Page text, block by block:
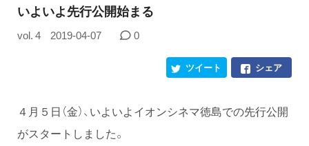
いよいよ先行公開始まる
vol. 4 2019-04-07 0
シェア
ツイート
４月５日（金）、いよいよイオンシネマ徳島での先行公開
がスタートしました。